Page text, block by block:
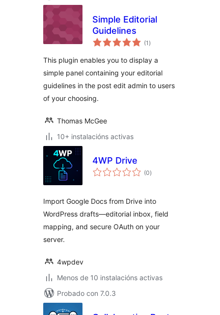
Simple Editorial
Guidelines
(1 valoracións
totais
)
This plugin enables you to display a
simple panel containing your editorial
guidelines in the post edit admin to users
of your choosing.
Thomas McGee
10+ instalacións activas
4WP Drive
(0valoracións
totais
)
Import Google Docs from Drive into
WordPress drafts—editorial inbox, field
mapping, and secure OAuth on your
server.
4wpdev
Menos de 10 instalacións activas
Probado con 7.0.3